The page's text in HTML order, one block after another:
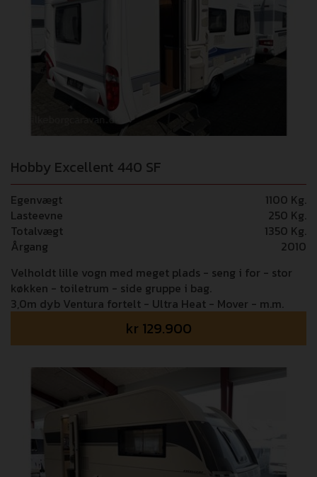
Hobby Excellent 440 SF
Egenvægt
1100 Kg.
Lasteevne
250 Kg.
Totalvægt
1350 Kg.
Årgang
2010
Velholdt lille vogn med meget plads - seng i for - stor
køkken - toiletrum - side gruppe i bag.
3,0m dyb Ventura fortelt - Ultra Heat - Mover - m.m.
kr 129.900